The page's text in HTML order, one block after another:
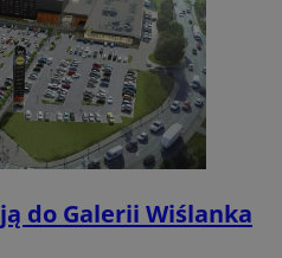
do Galerii Wiślanka